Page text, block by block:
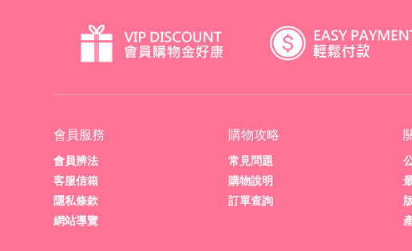
會員服務
會員辨法
客服信箱
隱私條款
網站導覽
購物攻略
常見問題
購物說明
訂單查詢